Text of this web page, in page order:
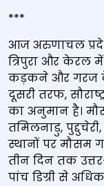
***
आज अरुणाचल
त्रिपुरा और केरल
कड़कने और गरज के
दूसरी तरफ,
का अनुमान है।
तमिलनाडु,
स्थानों पर मौसम
तीन दिन तक
पांच डिग्री से